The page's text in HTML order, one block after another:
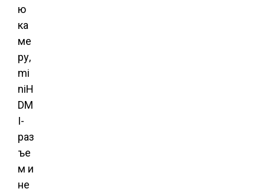
ю
ка
ме
ру,
mi
niH
DM
I-
раз
ъе
м и
не